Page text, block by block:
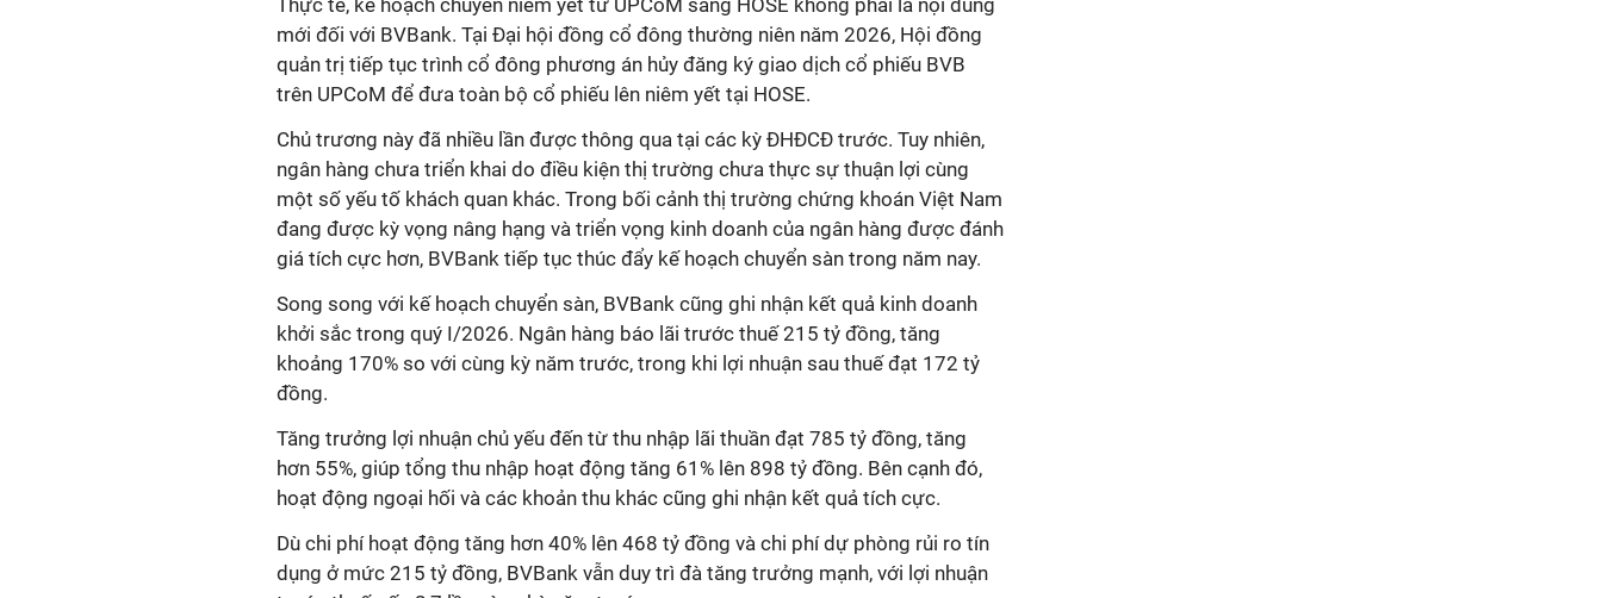
Thực tế, kế hoạch chuyển niêm yết từ UPCoM sang HOSE không phải là nội dung
mới đối với BVBank. Tại Đại hội đồng cổ đông thường niên năm 2026, Hội đồng
quản trị tiếp tục trình cổ đông phương án hủy đăng ký giao dịch cổ phiếu BVB
trên UPCoM để đưa toàn bộ cổ phiếu lên niêm yết tại HOSE.
Chủ trương này đã nhiều lần được thông qua tại các kỳ ĐHĐCĐ trước. Tuy nhiên,
ngân hàng chưa triển khai do điều kiện thị trường chưa thực sự thuận lợi cùng
một số yếu tố khách quan khác. Trong bối cảnh thị trường chứng khoán Việt Nam
đang được kỳ vọng nâng hạng và triển vọng kinh doanh của ngân hàng được đánh
giá tích cực hơn, BVBank tiếp tục thúc đẩy kế hoạch chuyển sàn trong năm nay.
Song song với kế hoạch chuyển sàn, BVBank cũng ghi nhận kết quả kinh doanh
khởi sắc trong quý I/2026. Ngân hàng báo lãi trước thuế 215 tỷ đồng, tăng
khoảng 170% so với cùng kỳ năm trước, trong khi lợi nhuận sau thuế đạt 172 tỷ
đồng.
Tăng trưởng lợi nhuận chủ yếu đến từ thu nhập lãi thuần đạt 785 tỷ đồng, tăng
hơn 55%, giúp tổng thu nhập hoạt động tăng 61% lên 898 tỷ đồng. Bên cạnh đó,
hoạt động ngoại hối và các khoản thu khác cũng ghi nhận kết quả tích cực.
Dù chi phí hoạt động tăng hơn 40% lên 468 tỷ đồng và chi phí dự phòng rủi ro tín
dụng ở mức 215 tỷ đồng, BVBank vẫn duy trì đà tăng trưởng mạnh, với lợi nhuận